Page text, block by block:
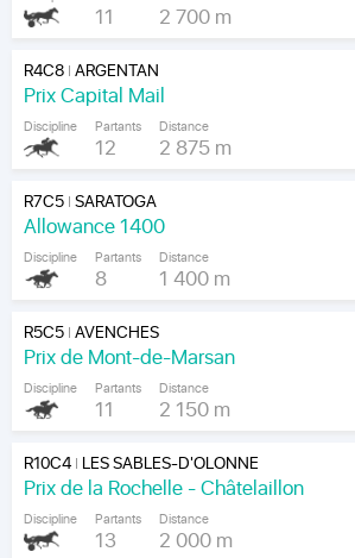
11 2 700 m
R4C8|ARGENTAN
Prix Capital Mail
Discipline Partants
12
Distance
2 875 m
R7C5|SARATOGA
Allowance 1400
Discipline Partants
8
Distance
1 400 m
R5C5|AVENCHES
Prix de Mont-de-Marsan
Discipline Partants
11
Distance
2 150 m
R10C4| LES SABLES-D'OLONNE
Prix de la Rochelle - Châtelaillon
Discipline Partants
13
Distance
2 000 m